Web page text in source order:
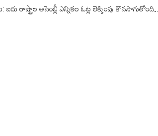
రాష్ట్రాల అసెంబ్లీ ఎన్నికల ఓట్ల లెక్కింపు కొనసాగుతోంది…